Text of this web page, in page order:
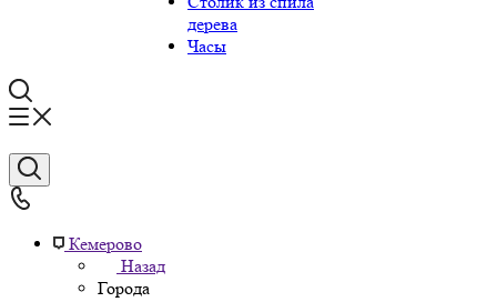
дерева
Часы
Кемерово
Назад
Города